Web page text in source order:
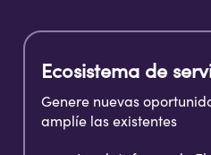
Ecosistema de
Genere nuevas
amplíe las existentes